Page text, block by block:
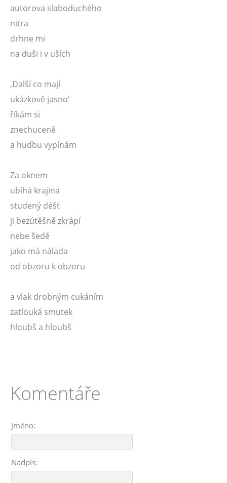
autorova slaboduchého
nitra
drhne mi
na duši i v uších
‚Další co mají
ukázkově jasno‘
říkám si
znechuceně
a hudbu vypínám
Za oknem
ubíhá krajina
studený déšť
ji bezútěšně zkrápí
nebe šedé
jako má nálada
od obzoru k obzoru
a vlak drobným cukáním
zatlouká smutek
hloubš a hloubš
Komentáře
Jméno:
Nadpis: